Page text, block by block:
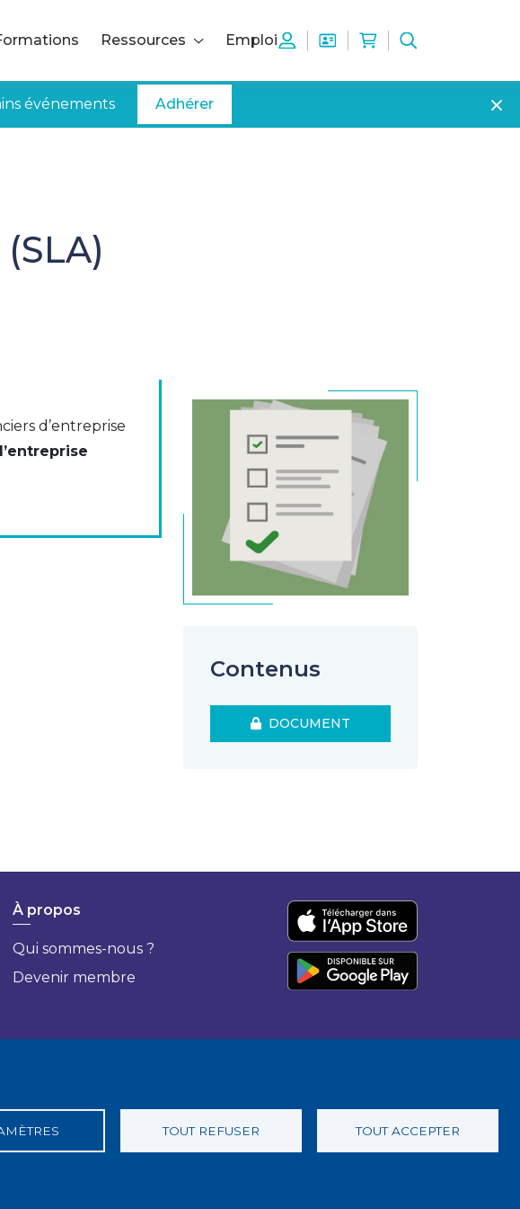
TOUT REFUSER TOUT ACCEPTER
Ressources Emploi
événements Adhérer
service level
d’entreprise
Contenus
DOCUMENT
À propos
Qui sommes-nous ?
Devenir membre